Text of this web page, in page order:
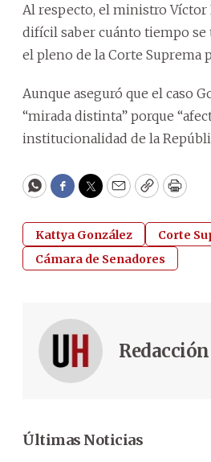
Al respecto, el ministro Víctor
difícil saber cuánto tiempo se
el pleno de la Corte Suprema
Aunque aseguró que el caso
“mirada distinta” porque
institucionalidad de la
WhatsApp
Facebook
Twitter
EmailCopyPrint
Kattya González
Corte
Cámara de Senadores
Últimas Noticias